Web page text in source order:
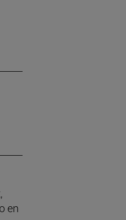
en